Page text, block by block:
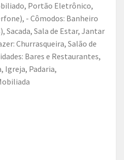
Portão Eletrônico,
- Cômodos: Banheiro
Sacada, Sala de Estar, Jantar
Churrasqueira, Salão de
Bares e Restaurantes,
Igreja, Padaria,